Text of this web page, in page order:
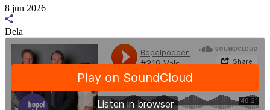
8 jun 2026
Dela